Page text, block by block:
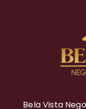
Bela Vista